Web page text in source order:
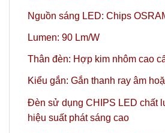
Nguồn sáng LED: Chips
Lumen: 90 Lm/W
Thân đèn: Hợp kim nhôm cao
Kiểu gắn: Gắn thanh ray âm
Đèn sử dụng CHIPS LED chất
hiệu suất phát sáng cao